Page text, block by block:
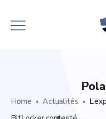
Home Actualités